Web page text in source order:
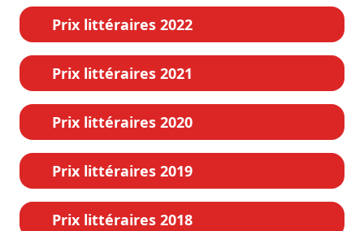
Prix littéraires 2022
Prix littéraires 2021
Prix littéraires 2020
Prix littéraires 2019
Prix littéraires 2018